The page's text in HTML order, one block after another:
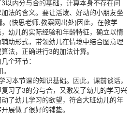
内分与合的基础，计算本身不存在问
法的含义。要让活泼、好动的小朋友坐
(快思老师.教案网出处)因此，在教学
幼儿的实际经验和年龄特征，确立以情
助形式，带领幼儿在情境中结合图意理
法，正确进行3的加法计算。
个环节：
本节课的知识基础。因此，课前谈话，
习了3的分与合，又激发了幼儿的学习兴
了幼儿学习的欲望，符合大班幼儿的年
展做了很好的铺垫。